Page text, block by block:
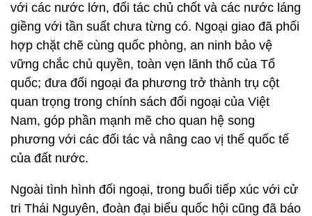
với các nước lớn, đối tác chủ chốt và các nước láng
giềng với tần suất chưa từng có. Ngoại giao đã phối
hợp chặt chẽ cùng quốc phòng, an ninh bảo vệ
vững chắc chủ quyền, toàn vẹn lãnh thổ của Tổ
quốc; đưa đối ngoại đa phương trở thành trụ cột
quan trọng trong chính sách đối ngoại của Việt
Nam, góp phần mạnh mẽ cho quan hệ song
phương với các đối tác và nâng cao vị thế quốc tế
của đất nước.
Ngoài tình hình đối ngoại, trong buổi tiếp xúc với cử
tri Thái Nguyên, đoàn đại biểu quốc hội cũng đã báo